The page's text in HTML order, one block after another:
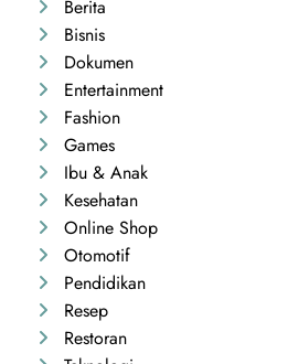
Berita
Bisnis
Dokumen
Entertainment
Fashion
Games
Ibu & Anak
Kesehatan
Online Shop
Otomotif
Pendidikan
Resep
Restoran